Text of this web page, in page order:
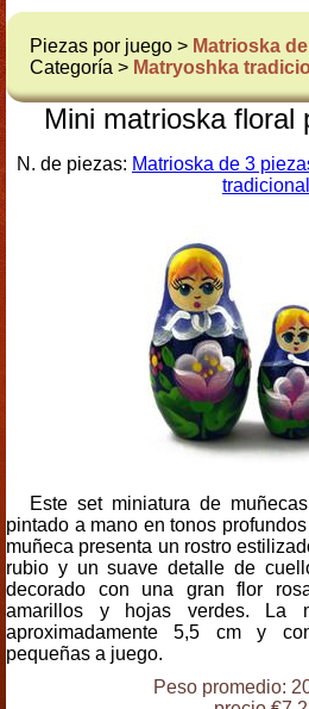
Piezas por juego > Matrioska
Categoría > Matryoshka
Mini matrioska floral
N. de piezas: Matrioska de 3
tradicional
Este set miniatura de
pintado a mano en tonos
muñeca presenta un rostro
rubio y un suave detalle de
decorado con una gran flor
amarillos y hojas verdes. La
aproximadamente 5,5 cm y
pequeñas a juego.
Peso promedio: